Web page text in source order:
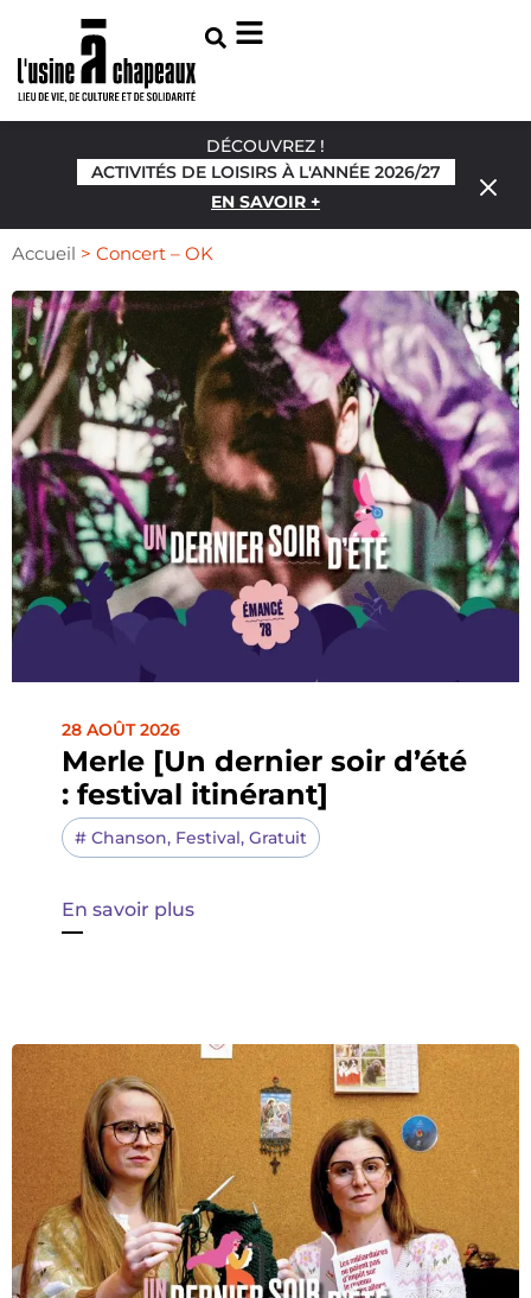
DÉCOUVREZ !
ACTIVITÉS DE LOISIRS À L'ANNÉE 2026/27
EN SAVOIR +
Accueil > Concert – OK
28 AOÛT 2026
Merle [Un dernier soir d’été
: festival itinérant]
# Chanson, Festival, Gratuit
En savoir plus